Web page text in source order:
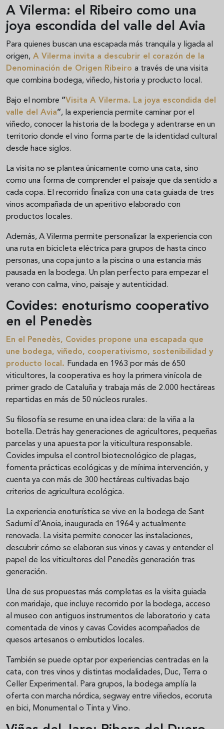
A Vilerma: el Ribeiro como una
joya escondida del valle del Avia
Para quienes buscan una escapada más tranquila y ligada al
origen, A Vilerma invita a descubrir el corazón de la
Denominación de Origen Ribeiro a través de una visita
que combina bodega, viñedo, historia y producto local.
Bajo el nombre “Visita A Vilerma. La joya escondida del
valle del Avia”, la experiencia permite caminar por el
viñedo, conocer la historia de la bodega y adentrarse en un
territorio donde el vino forma parte de la identidad cultural
desde hace siglos.
La visita no se plantea únicamente como una cata, sino
como una forma de comprender el paisaje que da sentido a
cada copa. El recorrido finaliza con una cata guiada de tres
vinos acompañada de un aperitivo elaborado con
productos locales.
Además, A Vilerma permite personalizar la experiencia con
una ruta en bicicleta eléctrica para grupos de hasta cinco
personas, una copa junto a la piscina o una estancia más
pausada en la bodega. Un plan perfecto para empezar el
verano con calma, vino, paisaje y autenticidad.
Covides: enoturismo cooperativo
en el Penedès
En el Penedès, Covides propone una escapada que
une bodega, viñedo, cooperativismo, sostenibilidad y
producto local. Fundada en 1963 por más de 650
viticultores, la cooperativa es hoy la primera vinícola de
primer grado de Cataluña y trabaja más de 2.000 hectáreas
repartidas en más de 50 núcleos rurales.
Su filosofía se resume en una idea clara: de la viña a la
botella. Detrás hay generaciones de agricultores, pequeñas
parcelas y una apuesta por la viticultura responsable.
Covides impulsa el control biotecnológico de plagas,
fomenta prácticas ecológicas y de mínima intervención, y
cuenta ya con más de 300 hectáreas cultivadas bajo
criterios de agricultura ecológica.
La experiencia enoturística se vive en la bodega de Sant
Sadurní d’Anoia, inaugurada en 1964 y actualmente
renovada. La visita permite conocer las instalaciones,
descubrir cómo se elaboran sus vinos y cavas y entender el
papel de los viticultores del Penedès generación tras
generación.
Una de sus propuestas más completas es la visita guiada
con maridaje, que incluye recorrido por la bodega, acceso
al museo con antiguos instrumentos de laboratorio y cata
comentada de vinos y cavas Covides acompañados de
quesos artesanos o embutidos locales.
También se puede optar por experiencias centradas en la
cata, con tres vinos y distintas modalidades, Duc, Terra o
Celler Experimental. Para grupos, la bodega amplía la
oferta con marcha nórdica, segway entre viñedos, ecoruta
en bici, Monumental o Tinta y Vino.